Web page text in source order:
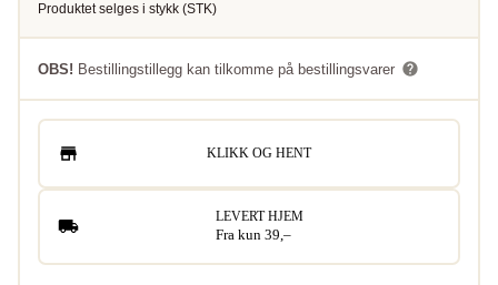
Produktet selges i stykk (STK)
OBS! Bestillingstillegg kan tilkomme på bestillingsvarer
KLIKK OG HENT
LEVERT HJEM
Fra kun 39,–